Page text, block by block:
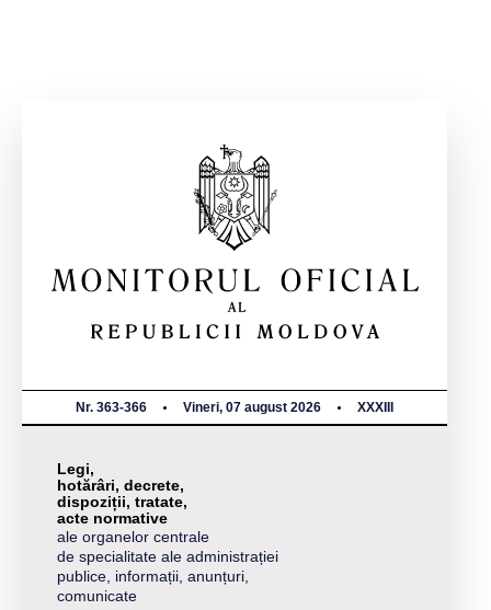
Nr. 363-366 Vineri, 07 august 2026 XXXIII
Legi,
hotărâri, decrete,
dispoziții, tratate,
acte normative
ale organelor centrale
de specialitate ale administrației
publice, informații, anunțuri,
comunicate